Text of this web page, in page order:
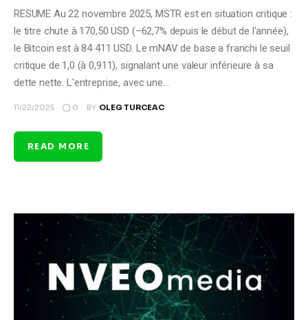
RESUME Au 22 novembre 2025, MSTR est en situation critique :
le titre chute à 170,50 USD (–62,7% depuis le début de l'année),
le Bitcoin est à 84 411 USD. Le mNAV de base a franchi le seuil
critique de 1,0 (à 0,911), signalant une valeur inférieure à sa
dette nette. L'entreprise, avec une…
11/22/2025 0 BY OLEG TURCEAC
READ MORE